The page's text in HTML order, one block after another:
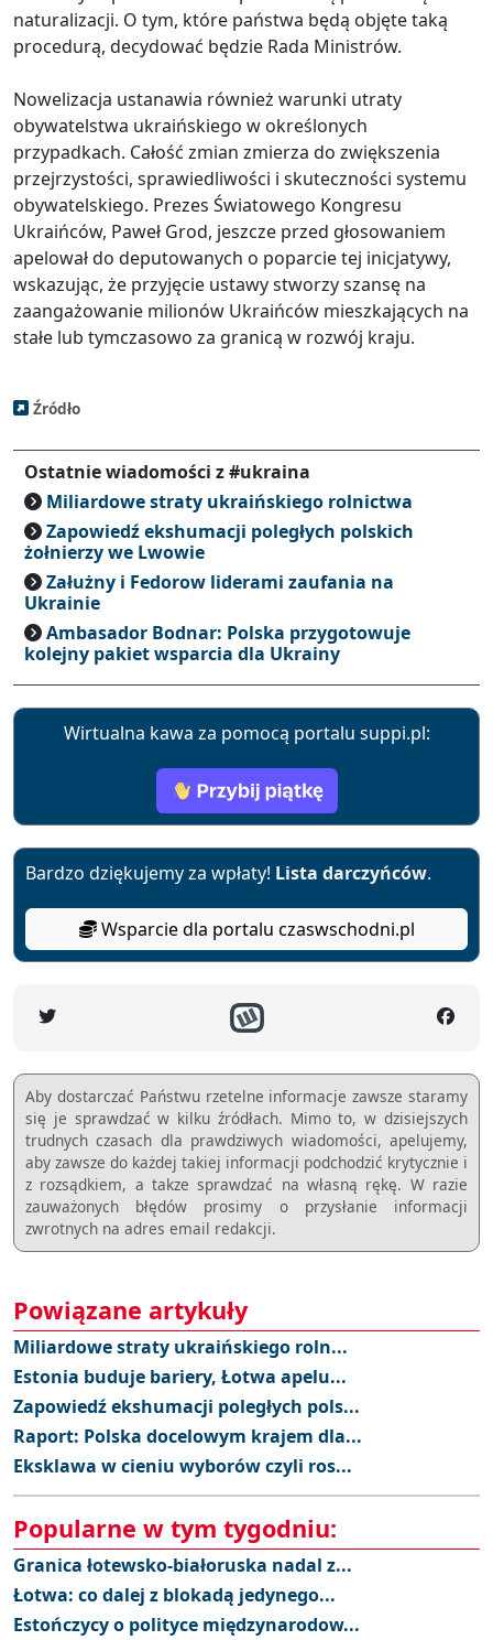
naturalizacji. O tym, które państwa będą objęte taką
procedurą, decydować będzie Rada Ministrów.
Nowelizacja ustanawia również warunki utraty
obywatelstwa ukraińskiego w określonych
przypadkach. Całość zmian zmierza do zwiększenia
przejrzystości, sprawiedliwości i skuteczności systemu
obywatelskiego. Prezes Światowego Kongresu
Ukraińców, Paweł Grod, jeszcze przed głosowaniem
apelował do deputowanych o poparcie tej inicjatywy,
wskazując, że przyjęcie ustawy stworzy szansę na
zaangażowanie milionów Ukraińców mieszkających na
stałe lub tymczasowo za granicą w rozwój kraju.
Źródło
Ostatnie wiadomości z #ukraina
Miliardowe straty ukraińskiego rolnictwa
Zapowiedź ekshumacji poległych polskich
żołnierzy we Lwowie
Załużny i Fedorow liderami zaufania na
Ukrainie
Ambasador Bodnar: Polska przygotowuje
kolejny pakiet wsparcia dla Ukrainy
Wirtualna kawa za pomocą portalu suppi.pl:
Bardzo dziękujemy za wpłaty! Lista darczyńców.
Wsparcie dla portalu czaswschodni.pl
Aby dostarczać Państwu rzetelne informacje zawsze staramy
się je sprawdzać w kilku źródłach. Mimo to, w dzisiejszych
trudnych czasach dla prawdziwych wiadomości, apelujemy,
aby zawsze do każdej takiej informacji podchodzić krytycznie i
z rozsądkiem, a takze sprawdzać na własną rękę. W razie
zauważonych błędów prosimy o przysłanie informacji
zwrotnych na adres email redakcji.
Powiązane artykuły
Miliardowe straty ukraińskiego roln...
Estonia buduje bariery, Łotwa apelu...
Zapowiedź ekshumacji poległych pols...
Raport: Polska docelowym krajem dla...
Eksklawa w cieniu wyborów czyli ros...
Popularne w tym tygodniu:
Granica łotewsko-białoruska nadal z...
Łotwa: co dalej z blokadą jedynego...
Estończycy o polityce międzynarodow...